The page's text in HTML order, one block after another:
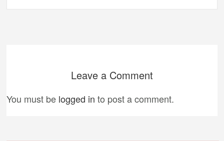
Leave a Comment
You must be logged in to post a comment.